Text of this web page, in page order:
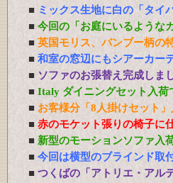
■ ミックス生地に白の「タイ
■ 今回の「お庭にいるような
■ 英国モリス、バンブー柄の
■ 和室の窓辺にもシアーカー
■ ソファのお張替え完成しま
■ Italy ダイニングセット入荷
■ お客様分「8人掛けセット」
■ 赤のモケット張りの椅子に
■ 新型のモーションソファ入
■ 今回は横型のブラインド取
■ つくばの「アトリエ・アル